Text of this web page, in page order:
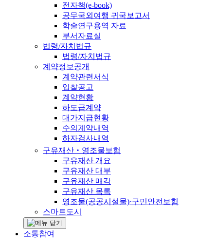
전자책(e-book)
공무국외여행 귀국보고서
학술연구용역 자료
부서자료실
법령/자치법규
법령/자치법규
계약정보공개
계약관련서식
입찰공고
계약현황
하도급계약
대가지급현황
수의계약내역
하자검사내역
구유재산‧영조물보험
구유재산 개요
구유재산 대부
구유재산 매각
구유재산 목록
영조물(공공시설물)·구민안전보험
스마트도시
소통참여